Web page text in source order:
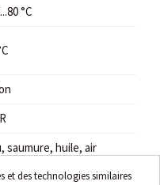
et des technologies similaires
°C
saumure, huile, air